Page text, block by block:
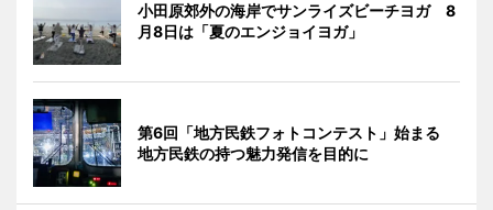
小田原郊外の海岸でサンライズビーチヨガ 8
月8日は「夏のエンジョイヨガ」
第6回「地方民鉄フォトコンテスト」始まる
地方民鉄の持つ魅力発信を目的に